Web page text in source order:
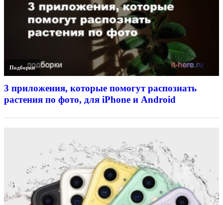
Подборки
3 приложения, которые помогут распознать
растения по фото, для iPhone и Android